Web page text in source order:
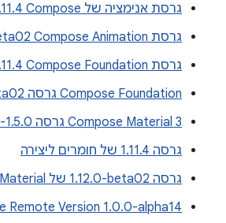
גרסת אנימציה של Compose‏ 1.11.4
גרסת Compose Animation‏ ‎1.12.0-beta02
גרסת Compose Foundation‏ 1.11.4
Compose Foundation גרסה ‎1.12.0-beta02
Compose Material 3 גרסה 1.5.0-alpha23
גרסה 1.11.4 של חומרים ליצירה
גרסה ‎1.12.0-beta02 של Compose Material
Remote Version 1.0.0-alpha14